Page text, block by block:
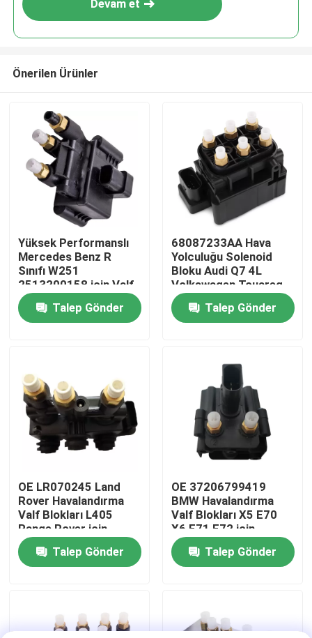
Ürün
Videolar
Fabrika turu
Kalite kontrol
Bizimle İletişim
Haberler
Araç hava süspansiyonu sistemi
Devam et
Önerilen Ürünler
Yüksek Performanslı
Mercedes Benz R
Sınıfı W251
2513200158 için Valf
Blok
Talep Gönder
68087233AA Hava
Yolculuğu Solenoid
Bloku Audi Q7 4L
Volkswagen Touareg
Porsche Cayenne 955
için
Talep Gönder
OE LR070245 Land
Rover Havalandırma
Valf Blokları L405
Range Rover için
Talep Gönder
OE 37206799419
BMW Havalandırma
Valf Blokları X5 E70
X6 E71 E72 için
Talep Gönder